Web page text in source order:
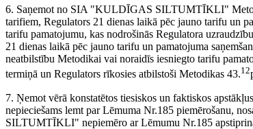
6. Saņemot no SIA "KULDĪGAS SILTUMTĪKLI"
tarifiem, Regulators 21 dienas laikā pēc jauno tarifu un
tarifu pamatojumu, kas nodrošinās Regulatora
21 dienas laikā pēc jauno tarifu un pamatojuma
neatbilstību Metodikai vai noraidīs iesniegto tarifu
termiņā un Regulators rīkosies atbilstoši Metodikas 43.12
7. Ņemot vērā konstatētos tiesiskos un faktiskos
nepieciešams lemt par Lēmuma Nr.185 piemērošanu,
SILTUMTĪKLI" nepiemēro ar Lēmumu Nr.185